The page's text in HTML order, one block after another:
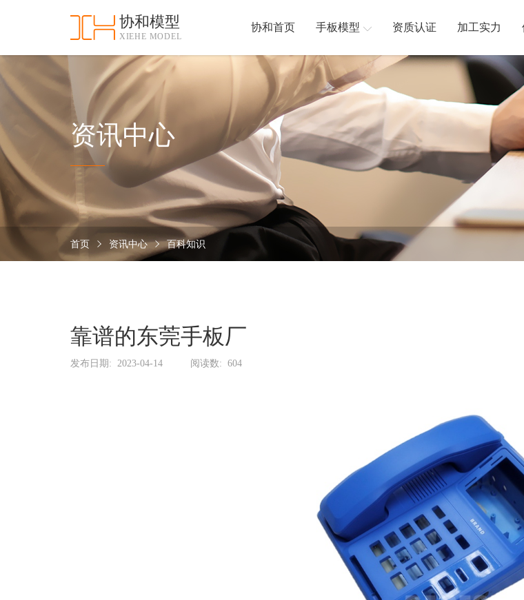
协和模型
XIEHE MODEL
协和首页 手板模型 资质认证 加工实力
资讯中心
首页 资讯中心 百科知识
靠谱的东莞手板厂
发布日期: 2023-04-14 阅读数: 604
和
首
页
手
型
资
认
加
实
保
密
施